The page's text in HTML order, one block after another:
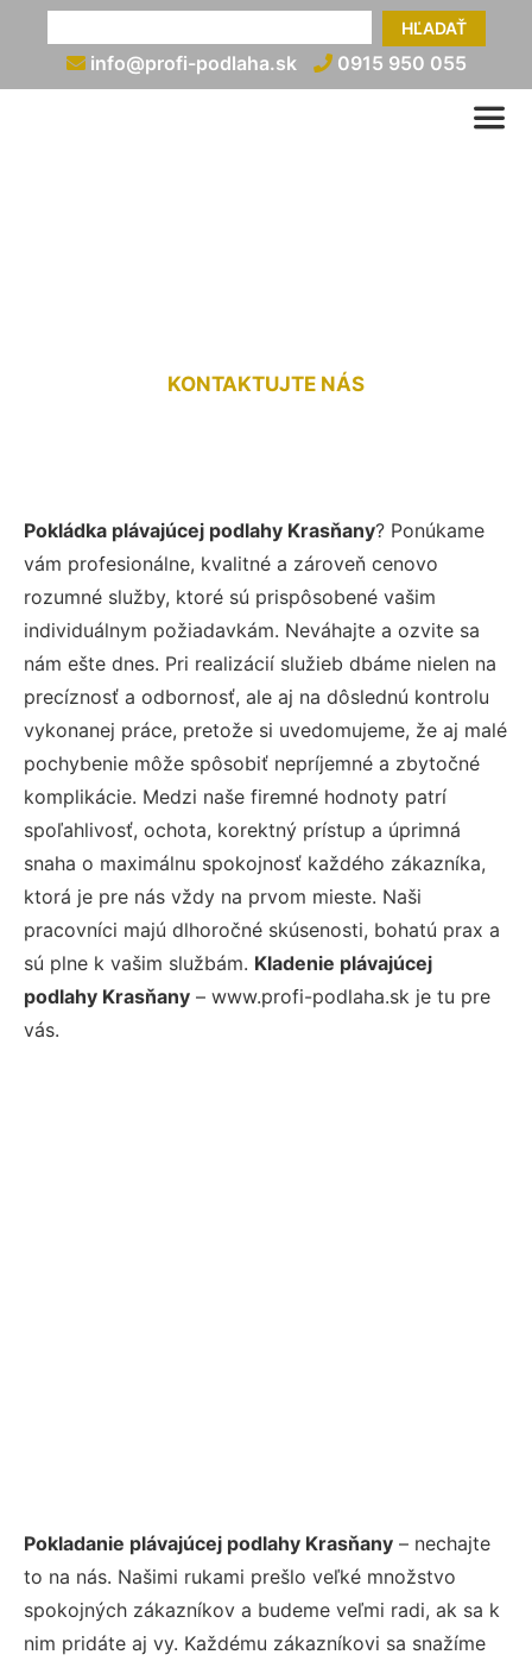
HĽADAŤ
info@profi-podlaha.sk 0915 950 055
KONTAKTUJTE NÁS
Pokládka plávajúcej podlahy Krasňany? Ponúkame
vám profesionálne, kvalitné a zároveň cenovo
rozumné služby, ktoré sú prispôsobené vašim
individuálnym požiadavkám. Neváhajte a ozvite sa
nám ešte dnes. Pri realizácií služieb dbáme nielen na
precíznosť a odbornosť, ale aj na dôslednú kontrolu
vykonanej práce, pretože si uvedomujeme, že aj malé
pochybenie môže spôsobiť nepríjemné a zbytočné
komplikácie. Medzi naše firemné hodnoty patrí
spoľahlivosť, ochota, korektný prístup a úprimná
snaha o maximálnu spokojnosť každého zákazníka,
ktorá je pre nás vždy na prvom mieste. Naši
pracovníci majú dlhoročné skúsenosti, bohatú prax a
sú plne k vašim službám. Kladenie plávajúcej
podlahy Krasňany – www.profi-podlaha.sk je tu pre
vás.
Pokladanie plávajúcej podlahy Krasňany – nechajte
to na nás. Našimi rukami prešlo veľké množstvo
spokojných zákazníkov a budeme veľmi radi, ak sa k
nim pridáte aj vy. Každému zákazníkovi sa snažíme